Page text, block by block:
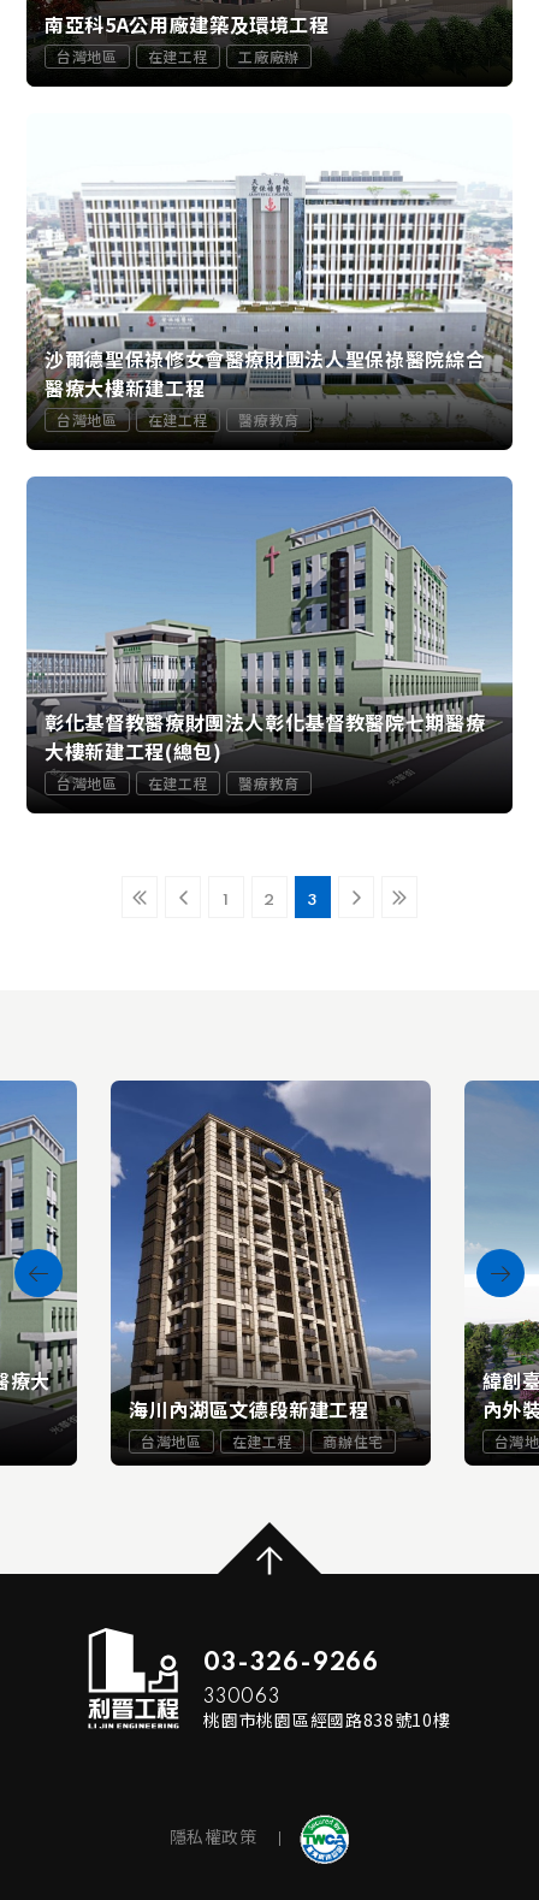
南亞科5A公用廠建築及環境工程
台灣地區 在建工程 工廠廠辦
沙爾德聖保祿修女會醫療財團法人聖保祿醫院綜合
醫療大樓新建工程
台灣地區 在建工程 醫療教育
彰化基督教醫療財團法人彰化基督教醫院七期醫療
大樓新建工程(總包)
台灣地區 在建工程 醫療教育
1 2 3
療大
海川內湖區文德段新建工程
台灣地區 在建工程 商辦住宅
READ MORE
緯創
內外
台灣
03-326-9266
330063
桃園市桃園區經國路838號10樓
隱私權政策